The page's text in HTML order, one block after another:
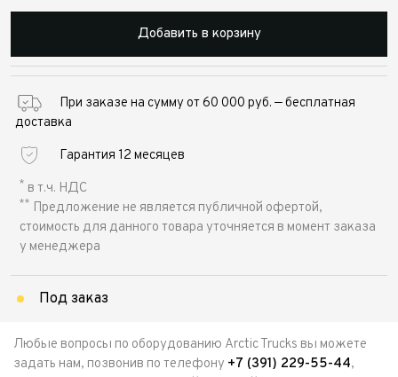
Добавить в корзину
При заказе на сумму от 60 000 руб. — бесплатная
доставка
Гарантия 12 месяцев
* в т.ч. НДС
** Предложение не является публичной офертой,
стоимость для данного товара уточняется в момент заказа
у менеджера
Под заказ
Любые вопросы по оборудованию Arctic Trucks вы можете
задать нам, позвонив по телефону +7 (391) 229-55-44,